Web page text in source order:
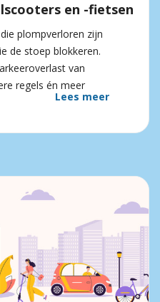
en -fietsen
plompverloren zijn
de stoep blokkeren.
van
regels én meer
Lees meer